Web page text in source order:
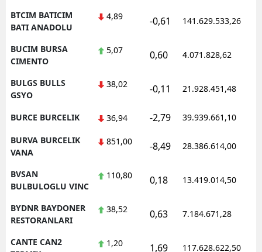
BTCIM BATICIM
BATI ANADOLU
4,89 -0,61 141.629.533,26
BUCIM BURSA
CIMENTO
5,07 0,60 4.071.828,62
BULGS BULLS
GSYO
38,02 -0,11 21.928.451,48
BURCE BURCELIK 36,94 -2,79 39.939.661,10
BURVA BURCELIK
VANA
851,00 -8,49 28.386.614,00
BVSAN
BULBULOGLU VINC
110,80 0,18 13.419.014,50
BYDNR BAYDONER
RESTORANLARI
38,52 0,63 7.184.671,28
CANTE CAN2
1,20 1,69 117.628.622,50